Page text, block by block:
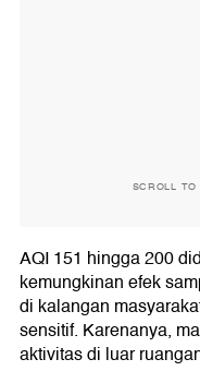
SCROLL
AQI 151 hingga 200
kemungkinan efek
di kalangan
sensitif. Karenanya,
aktivitas di luar